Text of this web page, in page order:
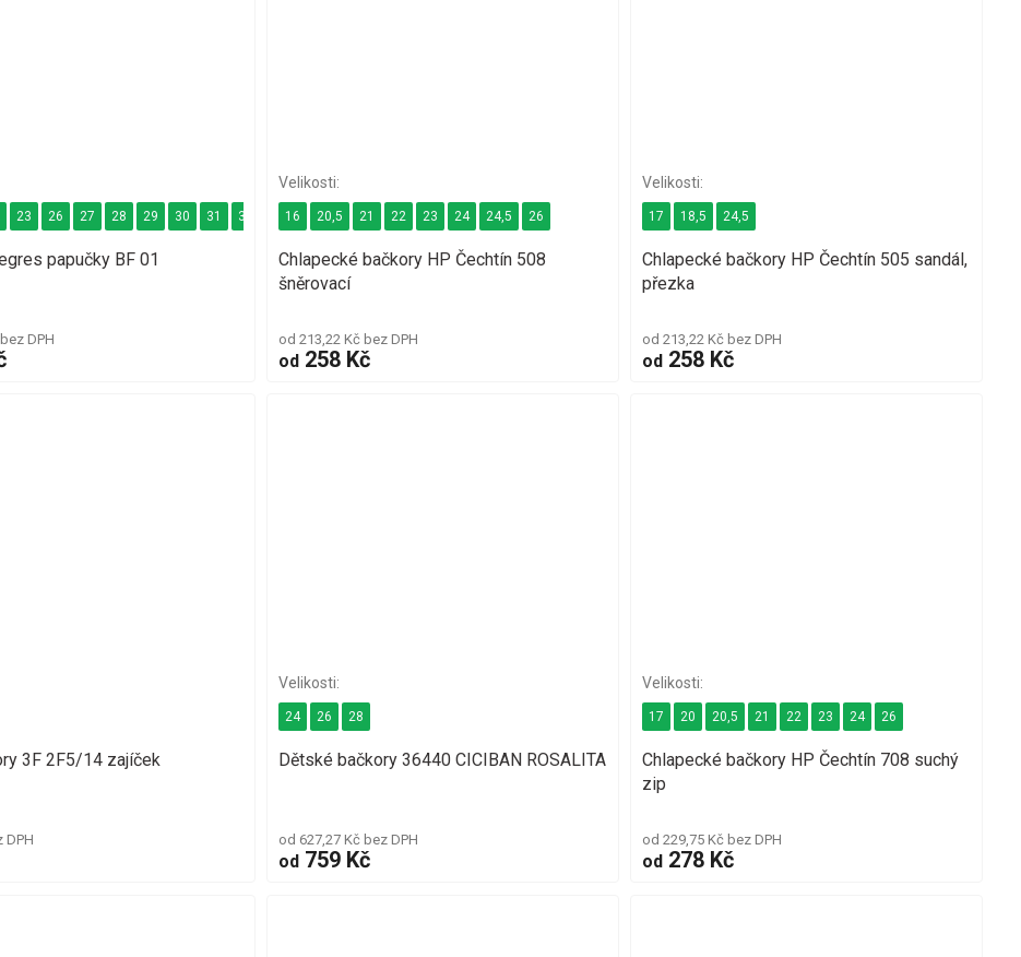
papučky BF 01
DPH
23 26 27 28 29 30 31 32 34
Chlapecké bačkory HP Čechtín 508
šněrovací
od 213,22 Kč bez DPH
od258 Kč
16 20,5 21 22 23 24 24,5 26
Chlapecké bačkory HP Čechtín 505 sandál,
přezka
od 213,22 Kč bez DPH
od258 Kč
17 18,5 24,5
3F 2F5/14 zajíček
DPH
Dětské bačkory 36440 CICIBAN ROSALITA
od 627,27 Kč bez DPH
od759 Kč
24 26 28
Chlapecké bačkory HP Čechtín 708 suchý
zip
od 229,75 Kč bez DPH
od278 Kč
17 20 20,5 21 22 23 24 26